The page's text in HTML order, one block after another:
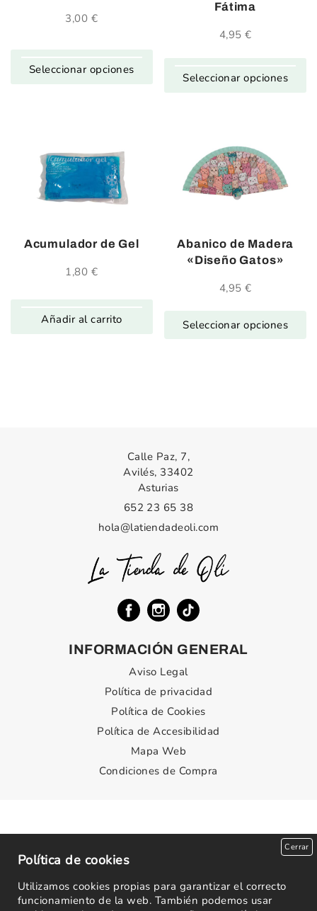
3,00 €
Seleccionar opciones
Fátima
4,95€
Seleccionar opciones
Acumulador de Gel
1,80 €
Añadir al carrito
Abanico de Madera
«Diseño Gatos»
4,95€
Seleccionar opciones
Calle Paz, 7,
Avilés, 33402
Asturias
652 23 65 38
hola@latiendadeoli.com
INFORMACIÓN GENERAL
Aviso Legal
Política de privacidad
Política de Cookies
Política de Accesibilidad
Mapa Web
Condiciones de Compra
Cerrar
Política de cookies
Utilizamos cookies propias para garantizar el correcto
funcionamiento de la web. También podemos usar